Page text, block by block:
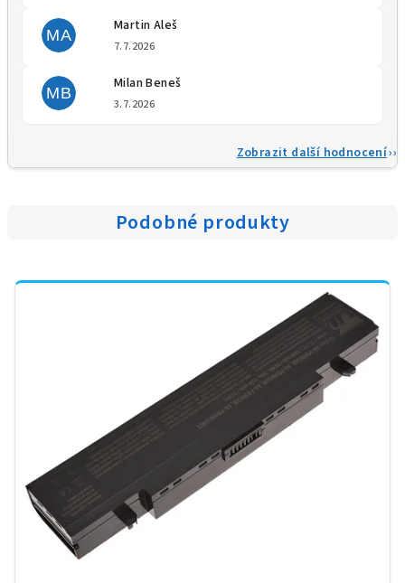
MA
Martin Aleš
7.7.2026
MB
Milan Beneš
3.7.2026
Zobrazit další hodnocení
Podobné produkty